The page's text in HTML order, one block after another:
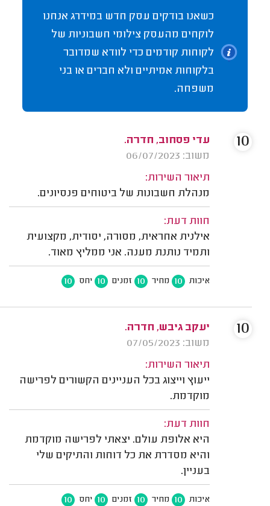
כשאנו בודקים עסק חדש במידרג אנחנו
לוקחים מהעסק צילומי חשבוניות של
לקוחות קודמים כדי לוודא שמדובר
בלקוחות אמיתיים ולא חברים או בני
משפחה.
עדי פסחוב, חדרה.
משוב: 06/07/2023
תיאור השירות:
מנהלת חשבונות של ביטוחים פנסיונים.
חוות דעת:
אילנית אחראית, מסורה, יסודית, מקצועית
ותמיד נותנת מענה. אני ממליץ מאוד.
איכות 10 מחיר 10 זמנים 10 יחס 10
10
יעקב גיבש, חדרה.
משוב: 07/05/2023
תיאור השירות:
ייעוץ וייצוג בכל העניינים הקשורים לפרישה
מוקדמת.
חוות דעת:
היא אלופת עולם. יצאתי לפרישה מוקדמת
והיא מסדרת את כל דוחות והתיקים שלי
בעניין.
איכות 10 מחיר 10 זמנים 10 יחס 10
10